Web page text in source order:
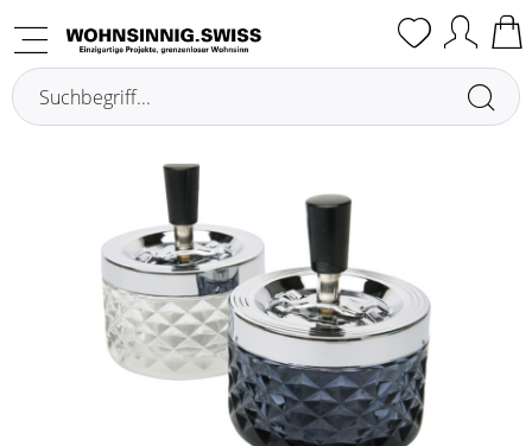
Übersicht